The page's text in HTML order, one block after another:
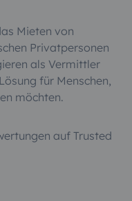
Mieten von
Privatpersonen
als Vermittler
für Menschen,
möchten.
auf Trusted